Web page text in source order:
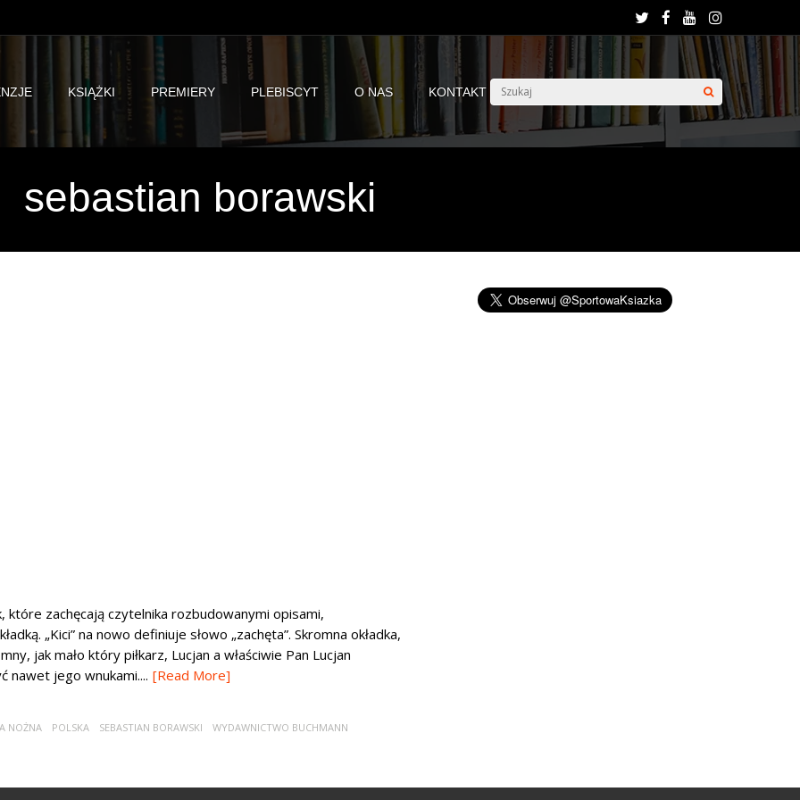
KSIĄŻKI PREMIERY PLEBISCYT O NAS KONTAKT
sebastian borawski
które zachęcają czytelnika rozbudowanymi opisami,
„Kici” na nowo definiuje słowo „zachęta”. Skromna okładka,
jak mało który piłkarz, Lucjan a właściwie Pan Lucjan
nawet jego wnukami.... [Read More]
NOŻNA POLSKA SEBASTIAN BORAWSKI WYDAWNICTWO BUCHMANN